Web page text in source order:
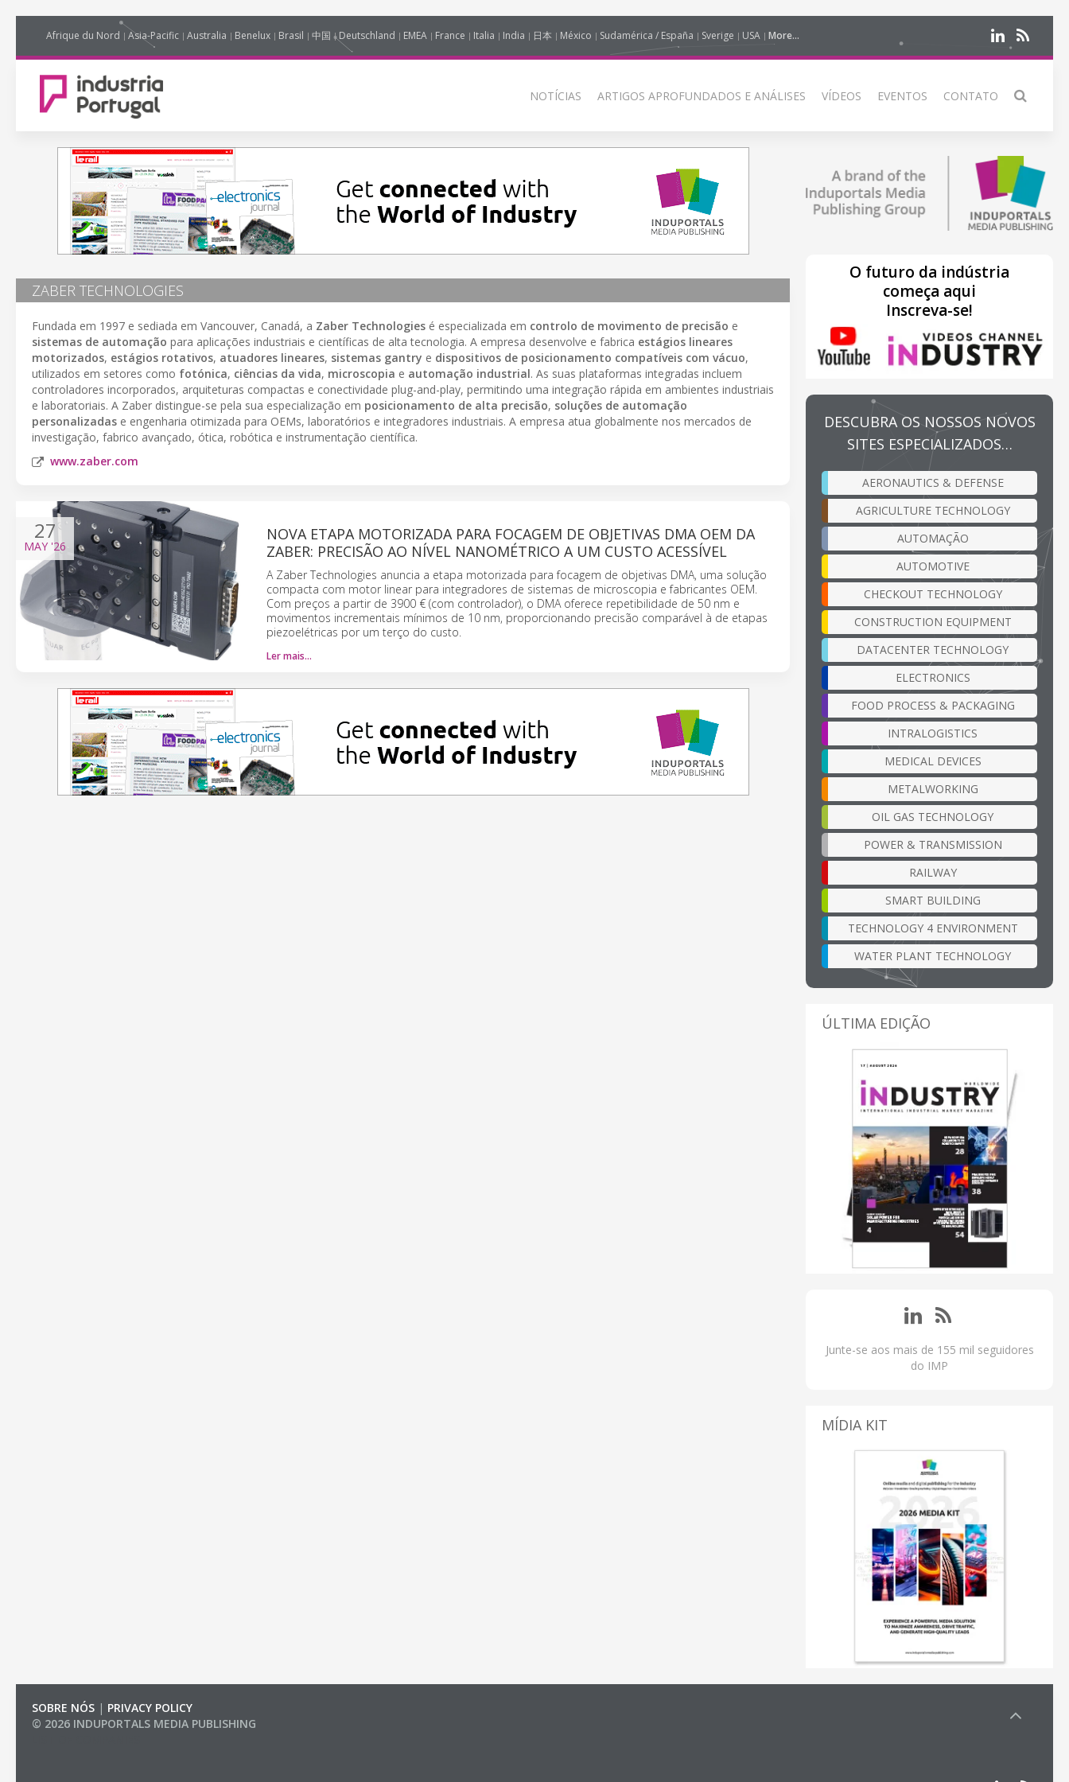
Afrique du Nord Asia-Pacific Australia Benelux Brasil 中国 Deutschland EMEA France Italia India 日本 México Sudamérica / España Sverige USA More...
NOTÍCIAS ARTIGOS APROFUNDADOS E ANÁLISES VÍDEOS EVENTOS CONTATO
ZABER TECHNOLOGIES
Fundada em 1997 e sediada em Vancouver, Canadá, a Zaber Technologies é especializada em controlo de movimento de precisão e
sistemas de automação para aplicações industriais e científicas de alta tecnologia. A empresa desenvolve e fabrica estágios lineares
motorizados, estágios rotativos, atuadores lineares, sistemas gantry e dispositivos de posicionamento compatíveis com vácuo,
utilizados em setores como fotónica, ciências da vida, microscopia e automação industrial. As suas plataformas integradas incluem
controladores incorporados, arquiteturas compactas e conectividade plug-and-play, permitindo uma integração rápida em ambientes industriais
e laboratoriais. A Zaber distingue-se pela sua especialização em posicionamento de alta precisão, soluções de automação
personalizadas e engenharia otimizada para OEMs, laboratórios e integradores industriais. A empresa atua globalmente nos mercados de
investigação, fabrico avançado, ótica, robótica e instrumentação científica.
www.zaber.com
27
MAY '26
NOVA ETAPA MOTORIZADA PARA FOCAGEM DE OBJETIVAS DMA OEM DA
ZABER: PRECISÃO AO NÍVEL NANOMÉTRICO A UM CUSTO ACESSÍVEL
A Zaber Technologies anuncia a etapa motorizada para focagem de objetivas DMA, uma solução
compacta com motor linear para integradores de sistemas de microscopia e fabricantes OEM.
Com preços a partir de 3900 € (com controlador), o DMA oferece repetibilidade de 50 nm e
movimentos incrementais mínimos de 10 nm, proporcionando precisão comparável à de etapas
piezoelétricas por um terço do custo.
Ler mais…
O futuro da indústria
começa aqui
Inscreva-se!
DESCUBRA OS NOSSOS NOVOS
SITES ESPECIALIZADOS…
AERONAUTICS & DEFENSE
AGRICULTURE TECHNOLOGY
AUTOMAÇÃO
AUTOMOTIVE
CHECKOUT TECHNOLOGY
CONSTRUCTION EQUIPMENT
DATACENTER TECHNOLOGY
ELECTRONICS
FOOD PROCESS & PACKAGING
INTRALOGISTICS
MEDICAL DEVICES
METALWORKING
OIL GAS TECHNOLOGY
POWER & TRANSMISSION
RAILWAY
SMART BUILDING
TECHNOLOGY 4 ENVIRONMENT
WATER PLANT TECHNOLOGY
ÚLTIMA EDIÇÃO
Junte-se aos mais de 155 mil seguidores
do IMP
MÍDIA KIT
SOBRE NÓS | PRIVACY POLICY
© 2026 INDUPORTALS MEDIA PUBLISHING